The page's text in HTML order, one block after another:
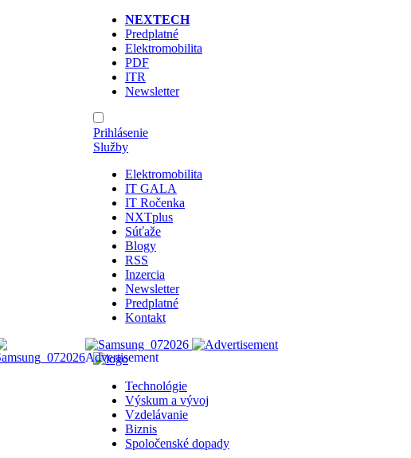
NEXTECH
Predplatné
Elektromobilita
PDF
ITR
Newsletter
Prihlásenie
Služby
Elektromobilita
IT GALA
IT Ročenka
NXTplus
Súťaže
Blogy
RSS
Inzercia
Newsletter
Predplatné
Kontakt
Technológie
Výskum a vývoj
Vzdelávanie
Biznis
Spoločenské dopady